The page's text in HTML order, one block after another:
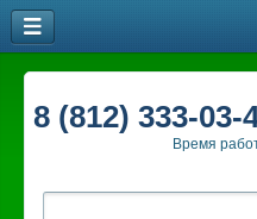
8 (812) 333-03-
Время